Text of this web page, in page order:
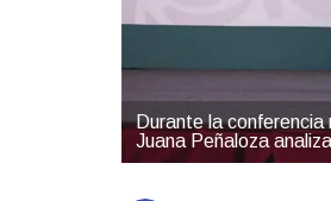
Durante la
Juana Peñaloza